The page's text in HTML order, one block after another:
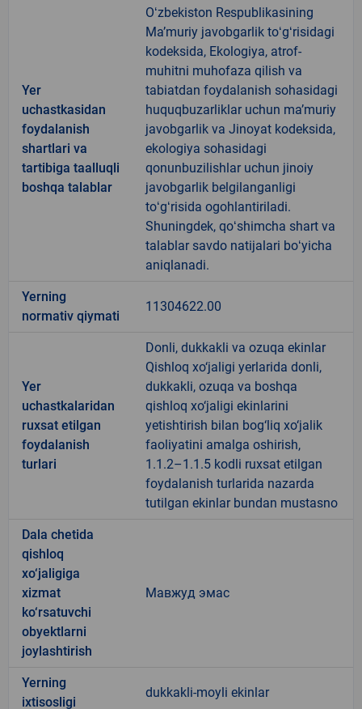
Yer
uchastkasidan
foydalanish
shartlari va
tartibiga taalluqli
boshqa talablar
Oʻzbekiston Respublikasining
Maʼmuriy javobgarlik toʻgʻrisidagi
kodeksida, Ekologiya, atrof-
muhitni muhofaza qilish va
tabiatdan foydalanish sohasidagi
huquqbuzarliklar uchun maʼmuriy
javobgarlik va Jinoyat kodeksida,
ekologiya sohasidagi
qonunbuzilishlar uchun jinoiy
javobgarlik belgilanganligi
toʻgʻrisida ogohlantiriladi.
Shuningdek, qoʻshimcha shart va
talablar savdo natijalari boʻyicha
aniqlanadi.
Yerning
normativ qiymati
11304622.00
Yer
uchastkalaridan
ruxsat etilgan
foydalanish
turlari
Donli, dukkakli va ozuqa ekinlar
Qishloq xo‘jaligi yerlarida donli,
dukkakli, ozuqa va boshqa
qishloq xo‘jaligi ekinlarini
yetishtirish bilan bog‘liq xo‘jalik
faoliyatini amalga oshirish,
1.1.2–1.1.5 kodli ruxsat etilgan
foydalanish turlarida nazarda
tutilgan ekinlar bundan mustasno
Dala chetida
qishloq
xo‘jaligiga
xizmat
ko‘rsatuvchi
obyektlarni
joylashtirish
Мавжуд эмас
Yerning
ixtisosligi
dukkakli-moyli ekinlar